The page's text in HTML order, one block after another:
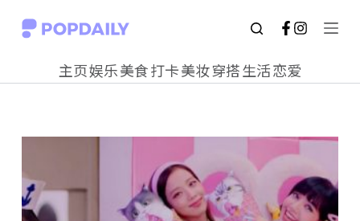
S
c
o
主页娱乐美食打卡美妆穿搭生活恋爱